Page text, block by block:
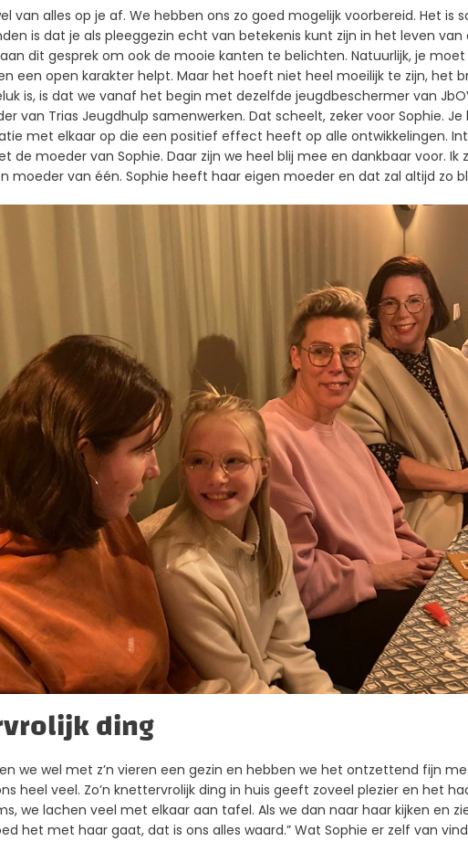
van alles op je af. We hebben ons zo goed mogelijk voorbereid. Het is
is dat je als pleeggezin echt van betekenis kunt zijn in het leven van
dit gesprek om ook de mooie kanten te belichten. Natuurlijk, je
een open karakter helpt. Maar het hoeft niet heel moeilijk te zijn, het
is, is dat we vanaf het begin met dezelfde jeugdbeschermer van
van Trias Jeugdhulp samenwerken. Dat scheelt, zeker voor Sophie.
met elkaar op die een positief effect heeft op alle ontwikkelingen.
de moeder van Sophie. Daar zijn we heel blij mee en dankbaar voor. Ik
moeder van één. Sophie heeft haar eigen moeder en dat zal altijd zo
ding
we wel met z’n vieren een gezin en hebben we het ontzettend fijn
heel veel. Zo’n knettervrolijk ding in huis geeft zoveel plezier en het
we lachen veel met elkaar aan tafel. Als we dan naar haar kijken en
het met haar gaat, dat is ons alles waard.” Wat Sophie er zelf van